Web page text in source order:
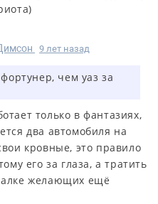
9 лет назад
чем уаз за
только в фантазиях,
два автомобиля на
кровные, это правило
его за глаза, а тратить
желающих ещё